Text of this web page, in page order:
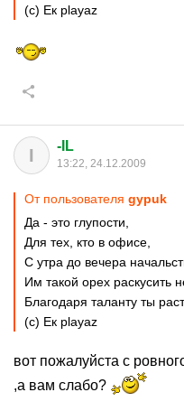
(с) Ек playaz
I -IL
13:22, 24.12.2009
От пользователя gypuk
Да - это глупости,
Для тех, кто в офисе,
С утра до вечера
Им такой орех раскусить
Благодаря таланту ты
(с) Ек playaz
вот пожалуйста с
,а вам слабо?